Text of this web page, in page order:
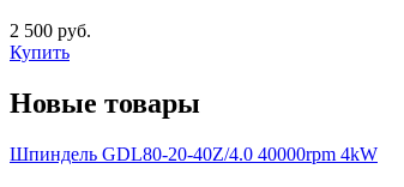
2 500 руб.
Купить
Новые товары
Шпиндель GDL80-20-40Z/4.0 40000rpm 4kW